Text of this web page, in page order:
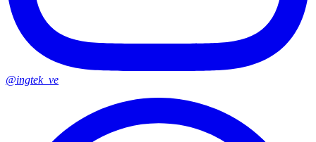
@ingtek_ve